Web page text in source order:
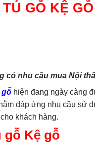
GỖ KỆ
có nhu cầu mua Nội
gỗ hiện đang ngày càng
đáp ứng nhu cầu sử
khách hàng.
gỗ Kệ gỗ